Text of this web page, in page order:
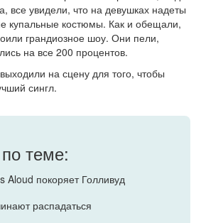
все увидели, что на девушках надеты
купальные костюмы. Как и обещали,
грандиозное шоу. Они пели,
на все 200 процентов.
на сцену для того, чтобы
сингл.
теме:
Aloud покоряет Голливуд
распадаться